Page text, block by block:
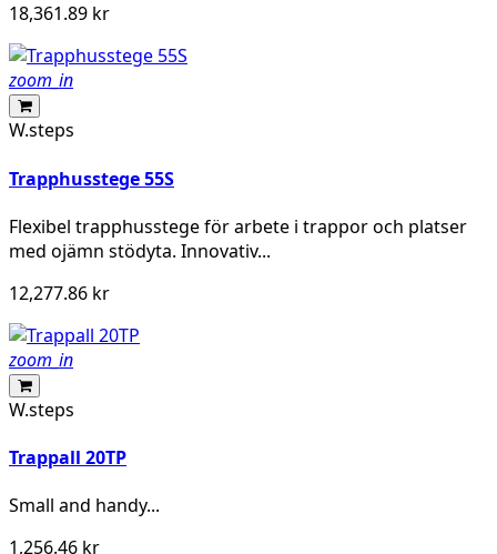
18,361.89 kr
zoom_in
W.steps
Trapphusstege 55S
Flexibel trapphusstege för arbete i trappor och platser
med ojämn stödyta. Innovativ...
12,277.86 kr
zoom_in
W.steps
Trappall 20TP
Small and handy...
1,256.46 kr